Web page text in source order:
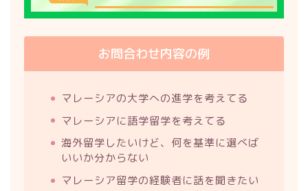
お問合わせ内容の例
マレーシアの大学への進学を考えてる
マレーシアに語学留学を考えてる
海外留学したいけど、何を基準に選べば
いいか分からない
マレーシア留学の経験者に話を聞きたい